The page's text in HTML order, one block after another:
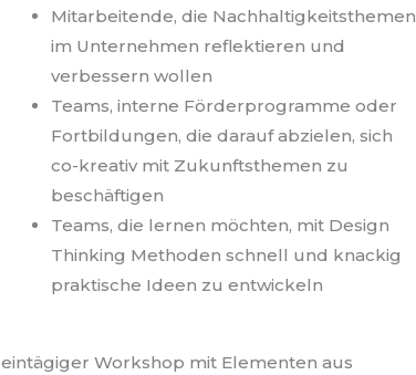
Mitarbeitende, die Nachhaltigkeitsthemen
im Unternehmen reflektieren und
verbessern wollen
Teams, interne Förderprogramme oder
Fortbildungen, die darauf abzielen, sich
co-kreativ mit Zukunftsthemen zu
beschäftigen
Teams, die lernen möchten, mit Design
Thinking Methoden schnell und knackig
praktische Ideen zu entwickeln
eintägiger Workshop mit Elementen aus